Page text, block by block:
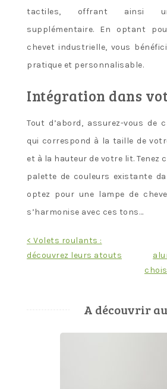
tactiles, offrant ainsi
supplémentaire. En optant
chevet industrielle, vous
pratique et personnalisable.
Intégration dans
Tout d’abord, assurez-vous de
qui correspond à la taille de
et à la hauteur de votre lit. Tenez
palette de couleurs existante
optez pour une lampe de
s’harmonise avec ces tons…
Navigation
< Volets roulants :
découvrez leurs atouts
A découvrir